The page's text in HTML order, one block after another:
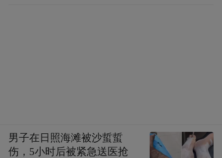
男子在日照海滩被沙蜇蜇
伤，5小时后被紧急送医抢